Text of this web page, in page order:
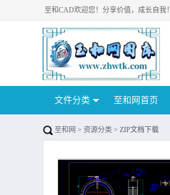
至和CAD欢迎您！分享价值，成长自我！
文件分类 至和网首页
至和网 > 资源分类 > ZIP文档下载